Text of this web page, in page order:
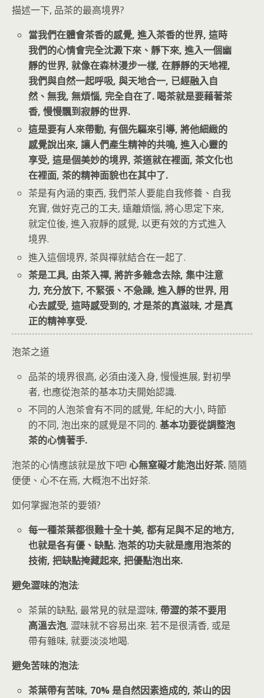
描述一下, 品茶的最高境界?
當我們在體會茶香的感覺, 進入茶香的世界, 這時
我們的心情會完全沈澱下來、靜下來, 進入一個幽
靜的世界, 就像在森林漫步一樣, 在靜靜的天地裡,
我們與自然一起呼吸, 與天地合一, 已經融入自
然、無我, 無煩惱, 完全自在了. 喝茶就是要藉著茶
香, 慢慢飄到寂靜的世界.
這是要有人來帶動, 有個先驅來引導, 將他細緻的
感覺說出來, 讓人們產生精神的共鳴, 進入心靈的
享受, 這是個美妙的境界, 茶道就在裡面, 茶文化也
在裡面, 茶的精神面貌也在其中了.
茶是有內涵的東西, 我們茶人要能自我修養、自我
充實, 做好克己的工夫, 遠離煩惱, 將心思定下來,
就定位後, 進入寂靜的感覺, 以更有效的方式進入
境界.
進入這個境界, 茶與禪就結合在一起了.
茶是工具, 由茶入禪, 將許多雜念去除, 集中注意
力, 充分放下, 不緊張、不急躁, 進入靜的世界, 用
心去感受, 這時感受到的, 才是茶的真滋味, 才是真
正的精神享受.
泡茶之道
品茶的境界很高, 必須由淺入身, 慢慢進展, 對初學
者, 也應從泡茶的基本功夫開始認識.
不同的人泡茶會有不同的感覺, 年紀的大小, 時節
的不同, 泡出來的感覺是不同的.基本功要從調整泡
茶的心情著手.
泡茶的心情應該就是放下吧! 心無窒礙才能泡出好茶. 隨隨
便便、心不在焉, 大概泡不出好茶.
如何掌握泡茶的要領?
每一種茶葉都很難十全十美, 都有足與不足的地方,
也就是各有優、缺點. 泡茶的功夫就是應用泡茶的
技術, 把缺點掩藏起來, 把優點泡出來.
避免澀味的泡法:
茶葉的缺點, 最常見的就是澀味, 帶澀的茶不要用
高溫去泡, 澀味就不容易出來. 若不是很清香, 或是
帶有雜味, 就要淡淡地喝.
避免苦味的泡法:
茶葉帶有苦味, 70% 是自然因素造成的, 茶山的因